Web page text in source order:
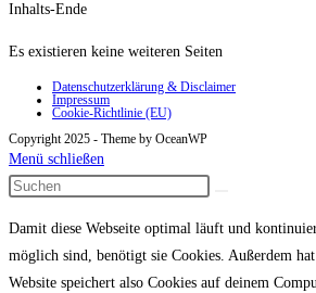
Inhalts-Ende
Es existieren keine weiteren Seiten
Datenschutzerklärung & Disclaimer
Impressum
Cookie-Richtlinie (EU)
Copyright 2025 - Theme by OceanWP
Menü schließen
Damit diese Webseite optimal läuft und
möglich sind, benötigt sie Cookies. Außerdem
Website speichert also Cookies auf deinem